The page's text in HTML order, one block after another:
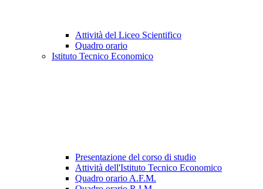
Attività del Liceo Scientifico
Quadro orario
Istituto Tecnico Economico
Presentazione del corso di studio
Attività dell'Istituto Tecnico Economico
Quadro orario A.F.M.